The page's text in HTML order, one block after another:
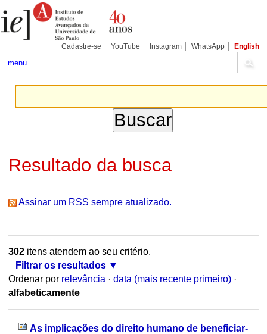
para
conteúdo.
Pessoais
Cadastre-se YouTube Instagram WhatsApp English
menu
Resultado da busca
Assinar um RSS sempre atualizado.
302itens atendem ao seu critério.
Filtrar os resultados
Ordenar por relevância · data (mais recente primeiro) ·
alfabeticamente
As implicações do direito humano de beneficiar-